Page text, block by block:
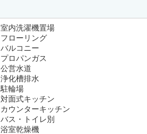
室内洗濯機置場
フローリング
バルコニー
プロパンガス
公営水道
浄化槽排水
駐輪場
対面式キッチン
カウンターキッチン
バス・トイレ別
浴室乾燥機